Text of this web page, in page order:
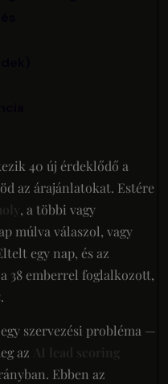
40 új érdeklődő a
az árajánlatokat. Estére
, a többi vagy
múlva válaszol, vagy
egy nap, és az
38 emberrel foglalkozott,
.
szervezési probléma —
az AI lead scoring
Ebben az